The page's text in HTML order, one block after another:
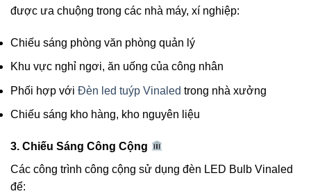
được ưa chuộng trong các nhà máy, xí nghiệp:
Chiếu sáng phòng văn phòng quản lý
Khu vực nghỉ ngơi, ăn uống của công nhân
Phối hợp với Đèn led tuýp Vinaled trong nhà xưởng
Chiếu sáng kho hàng, kho nguyên liệu
3. Chiếu Sáng Công Cộng
Các công trình công cộng sử dụng đèn LED Bulb Vinaled
để: